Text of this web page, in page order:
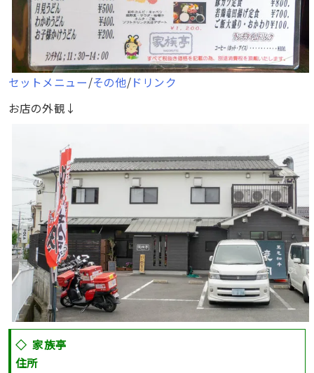
セットメニュー/その他/ドリンク
お店の外観↓
◇家族亭
住所